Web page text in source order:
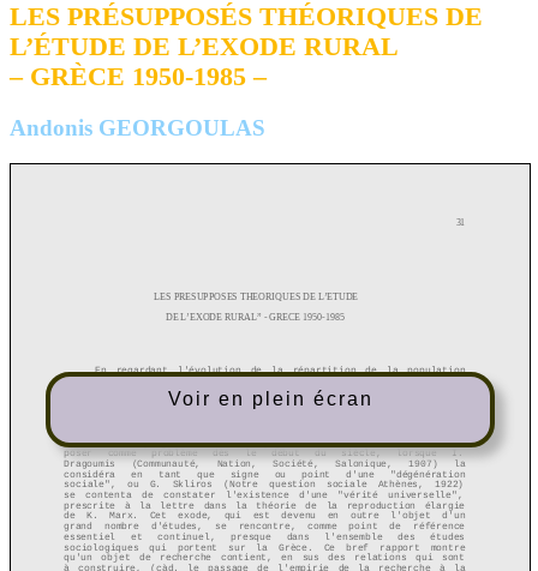
LES PRÉSUPPOSÉS THÉORIQUES DE
L’ÉTUDE DE L’EXODE RURAL
– GRÈCE 1950-1985 –
Andonis GEORGOULAS
Voir en plein écran